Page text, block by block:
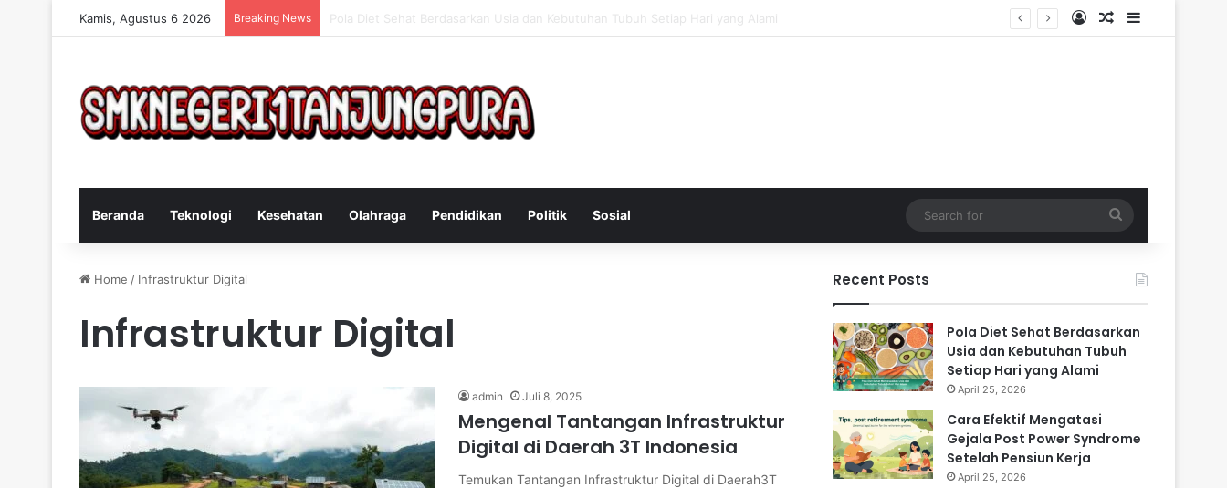
Kamis, Agustus 6 2026 Breaking News Cara Efektif Mengatasi Gejala Post Power Syndrome Setelah Pensiun Kerja Log InRandom Article
Sidebar
Beranda Teknologi Kesehatan Olahraga Pendidikan Politik Sosial
for
Home / Infrastruktur Digital
Infrastruktur Digital
admin Juli 8, 2025
Mengenal Tantangan Infrastruktur
Digital di Daerah 3T Indonesia
Temukan Tantangan Infrastruktur Digital di Daerah3T
Recent Posts
Pola Diet Sehat Berdasarkan
Usia dan Kebutuhan Tubuh
Setiap Hari yang Alami
April 25, 2026
Cara Efektif Mengatasi
Gejala Post Power Syndrome
Setelah Pensiun Kerja
April 25, 2026